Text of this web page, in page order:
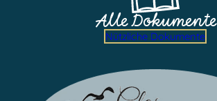
Alle Dokumente
Nützliche Dokumente